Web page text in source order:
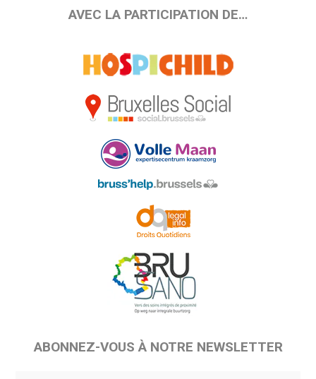
AVEC LA PARTICIPATION DE…
ABONNEZ-VOUS À NOTRE NEWSLETTER